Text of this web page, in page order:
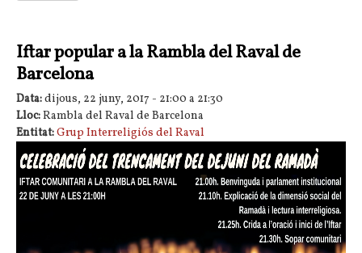
Iftar popular a la Rambla del Raval de
Barcelona
Data:dijous, 22 juny, 2017 - 21:00 a 21:30
Lloc:Rambla del Raval de Barcelona
Entitat:Grup Interreligiós del Raval